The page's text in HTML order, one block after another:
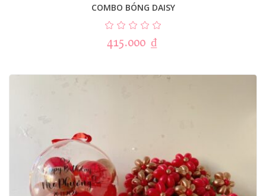
COMBO BÓNG DAISY
415.000 ₫